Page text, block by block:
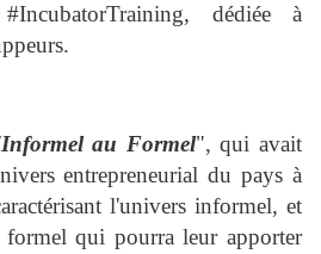
dédiée à
au Formel", qui avait
entrepreneurial du pays à
l'univers informel, et
qui pourra leur apporter